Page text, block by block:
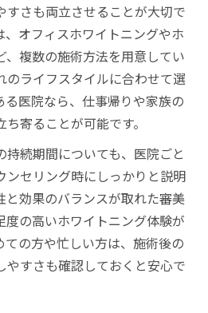
すさも両立させることが大切で
、オフィスホワイトニングやホ
、複数の施術方法を用意してい
のライフスタイルに合わせて選
医院なら、仕事帰りや家族の
寄ることが可能です。
続期間についても、医院ごと
ンセリング時にしっかりと説明
と効果のバランスが取れた審美
度の高いホワイトニング体験が
の方や忙しい方は、施術後の
やすさも確認しておくと安心で